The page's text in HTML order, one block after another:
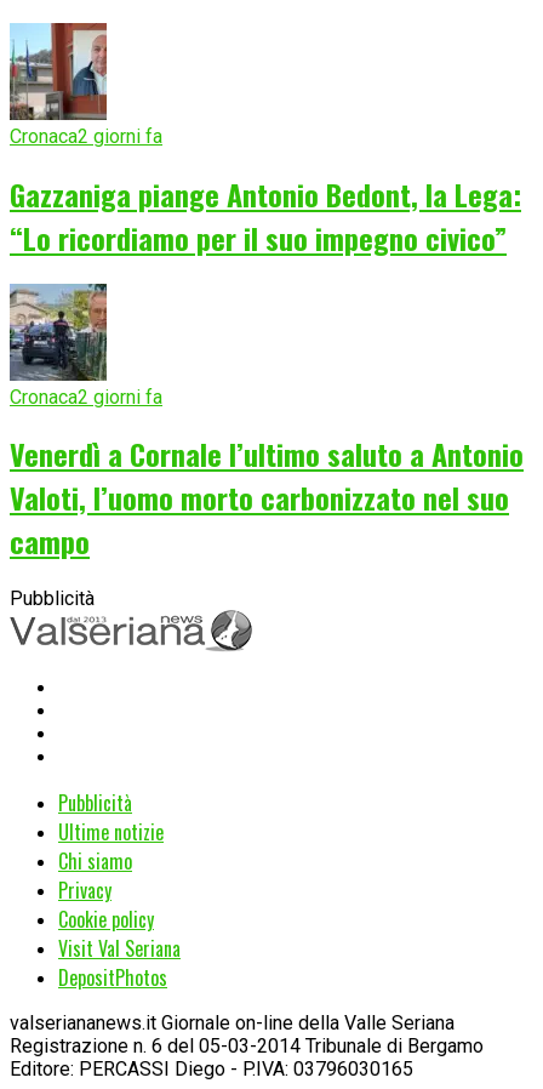
Cronaca2 giorni fa
Gazzaniga piange Antonio Bedont, la Lega:
“Lo ricordiamo per il suo impegno civico”
Cronaca2 giorni fa
Venerdì a Cornale l’ultimo saluto a Antonio
Valoti, l’uomo morto carbonizzato nel suo
campo
Pubblicità
Pubblicità
Ultime notizie
Chi siamo
Privacy
Cookie policy
Visit Val Seriana
DepositPhotos
valseriananews.it Giornale on-line della Valle Seriana
Registrazione n. 6 del 05-03-2014 Tribunale di Bergamo
Editore: PERCASSI Diego - P.IVA: 03796030165